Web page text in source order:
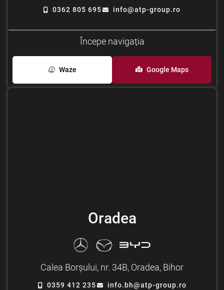
0362 805 695 info@atp-group.ro
Începe navigația
Waze Google Maps
Oradea
Calea Borșului, nr. 34B, Oradea, Bihor
0359 412 235 info.bh@atp-group.ro